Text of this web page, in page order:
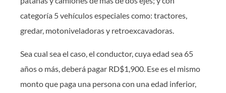
categoría 5 vehículos especiales como: tractores,
gredar, motoniveladoras y retroexcavadoras.
Sea cual sea el caso, el conductor, cuya edad sea 65
años o más, deberá pagar RD$1,900. Ese es el mismo
monto que paga una persona con una edad inferior,